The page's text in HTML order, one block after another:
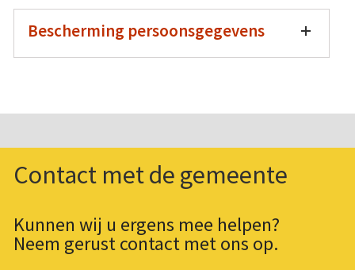
Bescherming persoonsgegevens
Contact met de gemeente
Kunnen wij u ergens mee helpen?
Neem gerust contact met ons op.